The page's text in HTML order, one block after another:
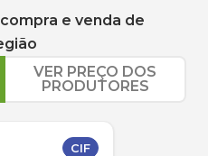
e venda de
VER PREÇO DOS
PRODUTORES
CIF